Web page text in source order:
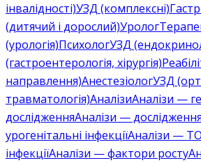
інвалідності)УЗД (комплексні)
(дитячий і дорослий)Уролог
(урологія)ПсихологУЗД
(гастроентерологія, хірургія)
направлення)АнестезіологУЗД
травматологія)АналізиАналізи —
дослідженняАналізи —
урогенітальні інфекціїАналізи —
інфекціїАналізи — фактори росту